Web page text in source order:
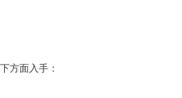
方面入手：